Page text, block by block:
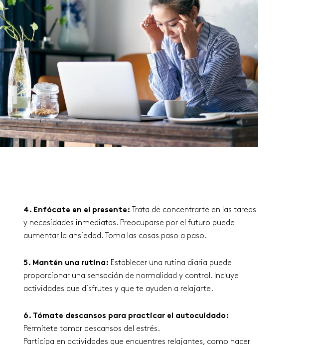
4. Enfócate en el presente: Trata de concentrarte en las tareas
y necesidades inmediatas. Preocuparse por el futuro puede
aumentar la ansiedad. Toma las cosas paso a paso.
5. Mantén una rutina: Establecer una rutina diaria puede
proporcionar una sensación de normalidad y control. Incluye
actividades que disfrutes y que te ayuden a relajarte.
6. Tómate descansos para practicar el autocuidado:
Permítete tomar descansos del estrés.
Participa en actividades que encuentres relajantes, como hacer